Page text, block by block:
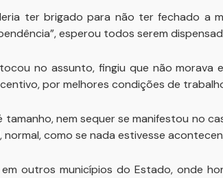
ter brigado para não ter fechado a
esperou todos serem
no assunto, fingiu que não morava
por melhores condições de
nem sequer se manifestou no
como se nada estivesse
outros municípios do Estado, onde